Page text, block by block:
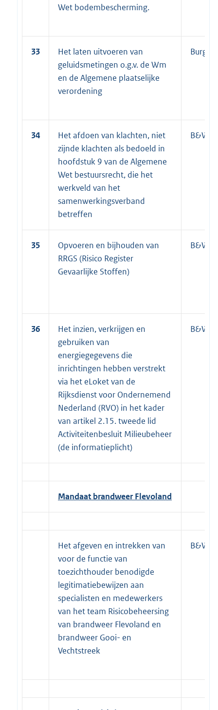
Wet bodembescherming.
33
Het laten uitvoeren van
geluidsmetingen o.g.v. de Wm
en de Algemene plaatselijke
verordening
34
Het afdoen van klachten, niet
zijnde klachten als bedoeld in
hoofdstuk 9 van de Algemene
Wet bestuursrecht, die het
werkveld van het
samenwerkingsverband
betreffen
B&W
35
Opvoeren en bijhouden van
RRGS (Risico Register
Gevaarlijke Stoffen)
B&W /
36
Het inzien, verkrijgen en
gebruiken van
energiegegevens die
inrichtingen hebben verstrekt
via het eLoket van de
Rijksdienst voor Ondernemend
Nederland (RVO) in het kader
van artikel 2.15. tweede lid
Activiteitenbesluit Milieubeheer
(de informatieplicht)
B&W
Mandaat brandweer Flevoland
Het afgeven en intrekken van
voor de functie van
toezichthouder benodigde
legitimatiebewijzen aan
specialisten en medewerkers
van het team Risicobeheersing
van brandweer Flevoland en
brandweer Gooi- en
Vechtstreek
B&W/